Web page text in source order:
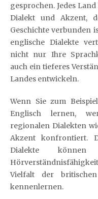
gesprochen. Jedes
Dialekt und Akzent,
Geschichte verbunden
englische Dialekte
nicht nur Ihre
auch ein tieferes
Landes entwickeln.
Wenn Sie zum
Englisch lernen,
regionalen Dialekten
Akzent konfrontiert.
Dialekte
Vielfalt der
kennenlernen.